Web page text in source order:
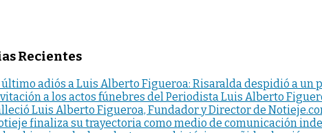
Recientes
último adiós a Luis Alberto Figueroa: Risaralda despidió a un
a los actos fúnebres del Periodista Luis Alberto
Luis Alberto Figueroa, Fundador y Director de
finaliza su trayectoria como medio de comunicación